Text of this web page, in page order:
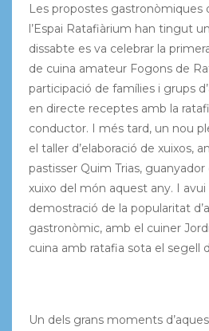
Les propostes gastronòmiques
l’Espai Ratafiàrium han tingut
dissabte es va celebrar la
de cuina amateur Fogons de
participació de famílies i grups
en directe receptes amb la
conductor. I més tard, un nou
el taller d’elaboració de xuixos,
pastisser Quim Trias,
xuixo del món aquest any. I
demostració de la popularitat
gastronòmic, amb el cuiner
cuina amb ratafia sota el segell
Un dels grans moments